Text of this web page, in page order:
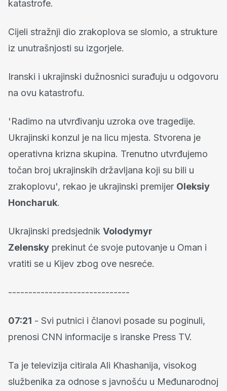
katastrofe.
Cijeli stražnji dio zrakoplova se slomio, a strukture
iz unutrašnjosti su izgorjele.
Iranski i ukrajinski dužnosnici surađuju u odgovoru
na ovu katastrofu.
'Radimo na utvrđivanju uzroka ove tragedije.
Ukrajinski konzul je na licu mjesta. Stvorena je
operativna krizna skupina. Trenutno utvrđujemo
točan broj ukrajinskih državljana koji su bili u
zrakoplovu', rekao je ukrajinski premijer Oleksiy
Honcharuk.
Ukrajinski predsjednik Volodymyr
Zelensky prekinut će svoje putovanje u Oman i
vratiti se u Kijev zbog ove nesreće.
------------------------------
07:21 - Svi putnici i članovi posade su poginuli,
prenosi CNN informacije s iranske Press TV.
Ta je televizija citirala Ali Khashanija, visokog
službenika za odnose s javnošću u Međunarodnoj